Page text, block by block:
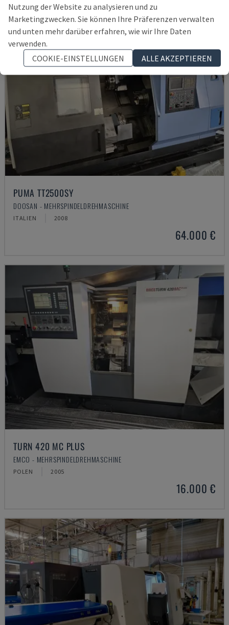
PUMA TT2500SY
DOOSAN - MEHRSPINDELDREHMASCHINE
ITALIEN 2008
64.000 €
TURN 420 MC PLUS
EMCO - MEHRSPINDELDREHMASCHINE
POLEN 2005
16.000 €
Nutzung der Website zu analysieren und zu
Marketingzwecken. Sie können Ihre Präferenzen verwalten
und unten mehr darüber erfahren, wie wir Ihre Daten
verwenden.
COOKIE-EINSTELLUNGEN
ALLE AKZEPTIEREN